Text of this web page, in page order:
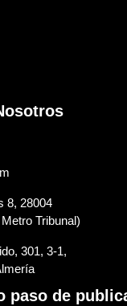
8, 28004
Tribunal)
301, 3-1,
paso de